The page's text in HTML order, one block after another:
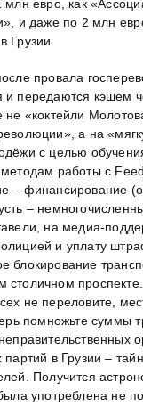
млн евро, как
и даже по 2 млн
Грузии.
провала
и передаются кэшем
не «коктейли
а на
с целью
работы с
– финансирование
–
на медиа-
и уплату
блокирование
столичном
не переловите,
помножьте суммы
партий в Грузии –
Получится
употреблена не